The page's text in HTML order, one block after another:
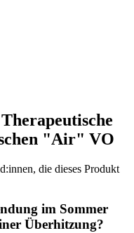
"Air" VO
die dieses Produkt
im Sommer
Überhitzung?